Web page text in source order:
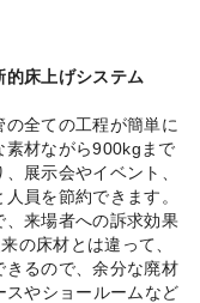
的床上げシステム
全ての工程が簡単に
素材ながら900kgまで
展示会やイベント、
員を節約できます。
、来場者への訴求効果
の床材とは違って、
きるので、余分な廃材
スやショールームなど